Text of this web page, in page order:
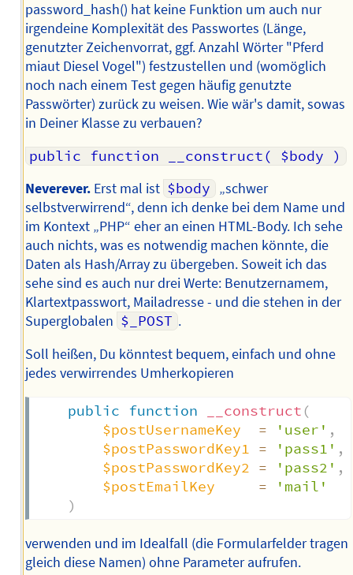
password_hash() hat keine Funktion um auch nur
irgendeine Komplexität des Passwortes (Länge,
genutzter Zeichenvorrat, ggf. Anzahl Wörter "Pferd
miaut Diesel Vogel") festzustellen und (womöglich
noch nach einem Test gegen häufig genutzte
Passwörter) zurück zu weisen. Wie wär's damit, sowas
in Deiner Klasse zu verbauen?
public function __construct( $body )
Neverever.Erst mal ist $body „schwer
selbstverwirrend“, denn ich denke bei dem Name und
im Kontext „PHP“ eher an einen HTML-Body. Ich sehe
auch nichts, was es notwendig machen könnte, die
Daten als Hash/Array zu übergeben. Soweit ich das
sehe sind es auch nur drei Werte: Benutzernamem,
Klartextpasswort, Mailadresse - und die stehen in der
Superglobalen $_POST .
Soll heißen, Du könntest bequem, einfach und ohne
jedes verwirrendes Umherkopieren
public function __construct (
$postUsernameKey
= 'user' ,
$postPasswordKey1 = 'pass1' ,
$postPasswordKey2 = 'pass2' ,
$postEmailKey
=
'mail'
)
verwenden und im Idealfall (die Formularfelder tragen
gleich diese Namen) ohne Parameter aufrufen.